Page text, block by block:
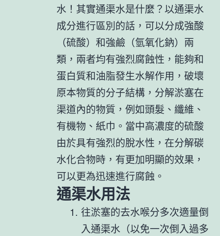
水！其實通渠水是什麼？以通渠水
成分進行區別的話，可以分成強酸
（硫酸）和強鹼（氫氧化鈉）兩
類，兩者均有強烈腐蝕性，能夠和
蛋白質和油脂發生水解作用，破壞
原本物質的分子結構，分解淤塞在
渠道內的物質，例如頭髮、纖維、
有機物、紙巾。當中高濃度的硫酸
由於具有強烈的脫水性，在分解碳
水化合物時，有更加明顯的效果，
可以更為迅速進行腐蝕。
通渠水用法
往淤塞的去水喉分多次適量倒
入通渠水（以免一次倒入過多